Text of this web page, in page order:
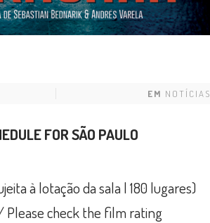
EM NOTÍCIAS
FORSÃO PAULO
à lotação da sala | 180 lugares)
Please check the film rating